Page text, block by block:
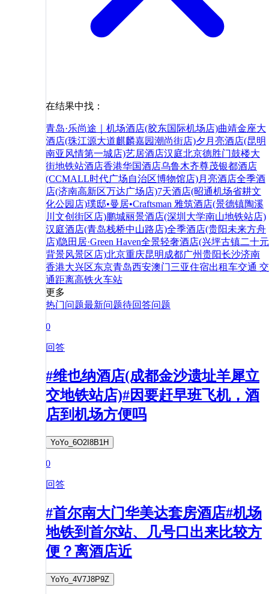
在结果中找：
青岛·乐尚途｜机场酒店(胶东国际机场店)曲靖金座大
酒店(珠江源大道麒麟嘉园潮尚街店)夕月亮酒店(昆明
南亚风情第一城店)艺居酒店汉庭北京德胜门鼓楼大
街地铁站酒店香港华国酒店乌鲁木齐尊茂银都酒店
(CCMALL时代广场自治区博物馆店)月亮酒店全季酒
店(济南高新区万达广场店)7天酒店(昭通机场省耕文
化公园店)璞邸•曼居•Craftsman 雅筑酒店(景德镇陶溪
川文创街区店)鹏城丽景酒店(深圳大学南山地铁站店)
汉庭酒店(青岛栈桥中山路店)全季酒店(贵阳未来方舟
店)隐田居·Green Haven全景轻奢酒店(兴坪古镇二十元
背景风景区店)北京重庆昆明 成都广州贵阳长沙济南
香港大兴区东京青岛西安澳门三亚住宿出租车交通 交
通距离高铁火车站
更多
热门问题最新问题待回答问题
0
回答
#维也纳酒店(成都金沙遗址羊犀立
交地铁站店)#因要赶早班飞机，酒
店到机场方便吗
YoYo_6O2I8B1H
0
回答
#首尔南大门华美达套房酒店#机场
地铁到首尔站、几号口出来比较方
便？离酒店近
YoYo_4V7J8P9Z